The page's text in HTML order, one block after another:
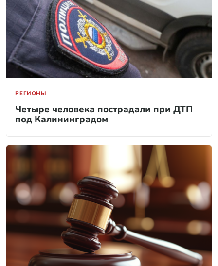
РЕГИОНЫ
Четыре человека пострадали при ДТП
под Калининградом